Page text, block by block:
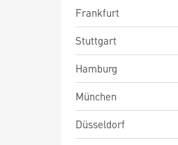
Frankfurt
Stuttgart
Hamburg
München
Düsseldorf